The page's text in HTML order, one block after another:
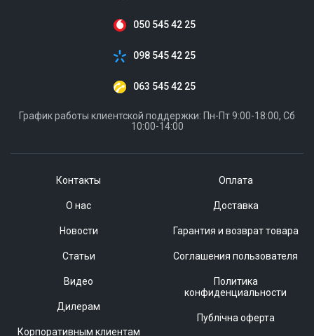
Контакты
О нас
Новости
Статьи
Видео
Дилерам
Корпоративным клиентам
Оплата
Доставка
Гарантия и возврат товара
Соглашения пользователя
Политика
конфиденциальности
Публічна оферта
050 545 42 25
098 545 42 25
063 545 42 25
График работы клиентской поддержки: Пн-Пт 9:00-18:00, Сб
10:00-14:00